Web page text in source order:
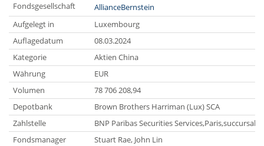
Fondsgesellschaft
AllianceBernstein
Aufgelegt in
Luxembourg
Auflagedatum
08.03.2024
Kategorie
Aktien China
Währung
EUR
Volumen
78 706 208,94
Depotbank
Brown Brothers Harriman (Lux) SCA
Zahlstelle
BNP Paribas Securities Services,Paris,succursale
Fondsmanager
Stuart Rae, John Lin